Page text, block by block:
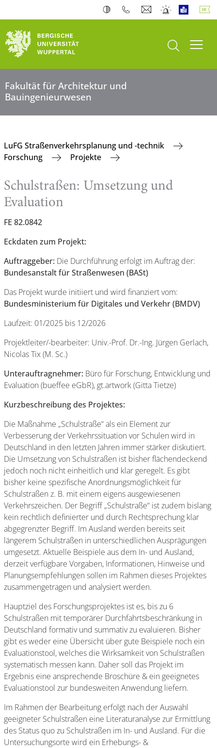
Suche öffnen
Fakultät für Architektur und
Bauingenieurwesen
LuFG Straßenverkehrsplanung und -technik
Forschung
Projekte
Schulstraßen: Umsetzung und
Evaluation
FE 82.0842
Eckdaten zum Projekt:
Auftraggeber: Die Durchführung erfolgt im Auftrag der:
Bundesanstalt für Straßenwesen (BASt)
Das Projekt wurde initiiert und wird finanziert vom:
Bundesministerium für Digitales und Verkehr (BMDV)
Laufzeit: 01/2025 bis 12/2026
Projektleiter/-bearbeiter: Univ.-Prof. Dr.-Ing. Jürgen Gerlach,
Nicolas Tix (M. Sc.)
Unterauftragnehmer: Büro für Forschung, Entwicklung und
Evaluation (bueffee eGbR), gt.artwork (Gitta Tietze)
Kurzbeschreibung des Projektes:
Die Maßnahme „Schulstraße“ als ein Element zur
Verbesserung der Verkehrssituation vor Schulen wird in
Deutschland in den letzten Jahren immer stärker diskutiert.
Die Umsetzung von Schulstraßen ist bisher flächendeckend
jedoch noch nicht einheitlich und klar geregelt. Es gibt
bisher keine spezifische Anordnungsmöglichkeit für
Schulstraßen z. B. mit einem eigens ausgewiesenen
Verkehrszeichen. Der Begriff „Schulstraße“ ist zudem bislang
kein rechtlich definierter und durch Rechtsprechung klar
abgegrenzter Begriff. Im Ausland werden bereits seit
längerem Schulstraßen in unterschiedlichen Ausprägungen
umgesetzt. Aktuelle Beispiele aus dem In- und Ausland,
derzeit verfügbare Vorgaben, Informationen, Hinweise und
Planungsempfehlungen sollen im Rahmen dieses Projektes
zusammengetragen und analysiert werden.
Hauptziel des Forschungsprojektes ist es, bis zu 6
Schulstraßen mit temporärer Durchfahrtsbeschränkung in
Deutschland formativ und summativ zu evaluieren. Bisher
gibt es weder eine Übersicht über gute Beispiele noch ein
Evaluationstool, welches die Wirksamkeit von Schulstraßen
systematisch messen kann. Daher soll das Projekt im
Ergebnis eine ansprechende Broschüre & ein geeignetes
Evaluationstool zur bundesweiten Anwendung liefern.
Im Rahmen der Bearbeitung erfolgt nach der Auswahl
geeigneter Schulstraßen eine Literaturanalyse zur Ermittlung
des Status quo zu Schulstraßen im In- und Ausland. Für die
Untersuchungsorte wird ein Erhebungs- &